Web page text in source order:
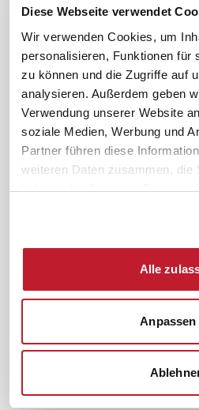
Diese Webseite verwendet
Wir verwenden Cookies, um
personalisieren, Funktionen für
zu können und die Zugriffe auf
analysieren. Außerdem geben
Verwendung unserer Website
soziale Medien, Werbung und
Partner führen diese
weiteren Daten zusammen, die
haben oder die sie im Rahmen
Alle
Anpassen
FAQ
ifb-App Betriebsrat360
News. Wissen. Themen.
Lexikon
Rechtsprechung
Gesetze
Betriebsräten GmbH
Cookiebot
AGB